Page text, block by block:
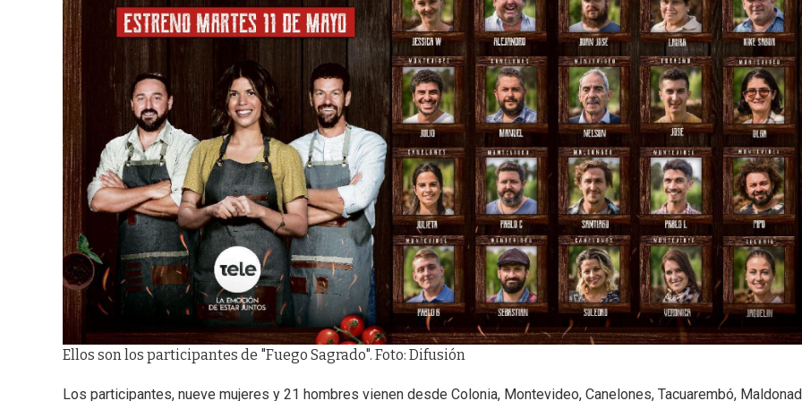
Ellos son los participantes de "Fuego Sagrado". Foto: Difusión
Los participantes, nueve mujeres y 21 hombres vienen desde Colonia, Montevideo, Canelones, Tacuarembó,